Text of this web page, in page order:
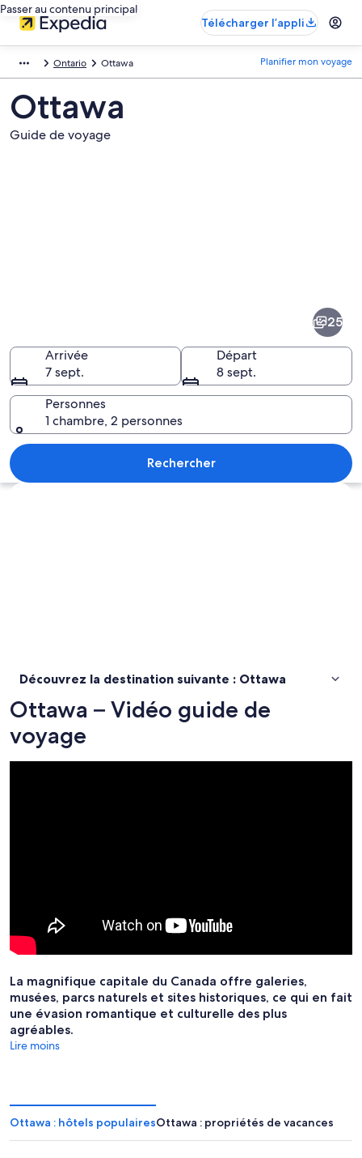
Passer au contenu principal
Télécharger l’appli
Ontario Ottawa Planifier mon voyage
Ottawa
Guide de voyage
suivante :
Ottawa
Une église dotée de deux flèches
25
Arrivée
7 sept.
Départ
8 sept.
Personnes
1 chambre, 2 personnes
Rechercher
Explorer la carte
Découvrez la destination suivante : Ottawa
Ottawa – Vidéo guide de
voyage
La magnifique capitale du Canada offre galeries,
musées, parcs naturels et sites historiques, ce qui en fait
une évasion romantique et culturelle des plus
agréables.
Lire moins
Ottawa : hôtels populairesOttawa : propriétés de vacances